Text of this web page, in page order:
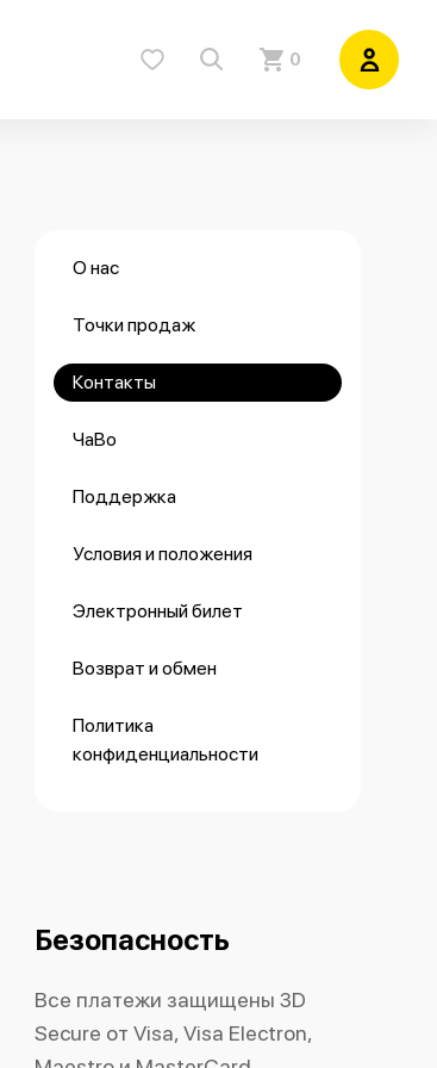
0
О нас
Точки продаж
Контакты
ЧаВо
Поддержка
Условия и положения
Электронный билет
Возврат и обмен
Политика
конфиденциальности
Безопасность
Все платежи защищены 3D
Secure от Visa, Visa Electron,